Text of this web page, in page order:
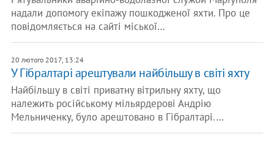
надали допомогу екіпажу пошкодженої яхти. Про це
повідомляється на сайті міської…
20 лютого 2017, 13:24
У Гібралтарі арештували найбільшу в світі яхту
Найбільшу в світі приватну вітрильну яхту, що
належить російському мільярдерові Андрію
Мельниченку, було арештовано в Гібралтарі.…